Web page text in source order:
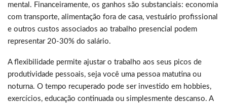
mental. Financeiramente, os ganhos são substanciais: economia
com transporte, alimentação fora de casa, vestuário profissional
e outros custos associados ao trabalho presencial podem
representar 20-30% do salário.
A flexibilidade permite ajustar o trabalho aos seus picos de
produtividade pessoais, seja você uma pessoa matutina ou
noturna. O tempo recuperado pode ser investido em hobbies,
exercícios, educação continuada ou simplesmente descanso. A